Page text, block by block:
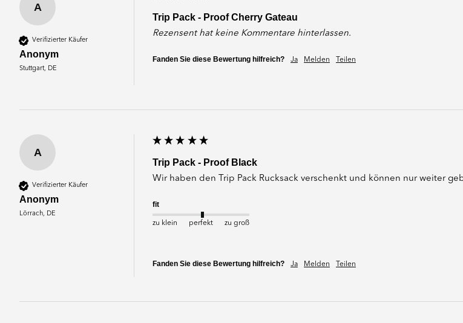
A
Verifizierter Käufer
Anonym
Stuttgart, DE
Trip Pack - Proof Cherry Gateau
Rezensent hat keine Kommentare hinterlassen.
Fanden Sie diese Bewertung hilfreich? Ja Melden Teilen
A
Verifizierter Käufer
Anonym
Lörrach, DE
Trip Pack - Proof Black
Wir haben den Trip Pack Rucksack verschenkt und können nur weiter
fit
zu klein perfekt zu groß
Fanden Sie diese Bewertung hilfreich? Ja Melden Teilen